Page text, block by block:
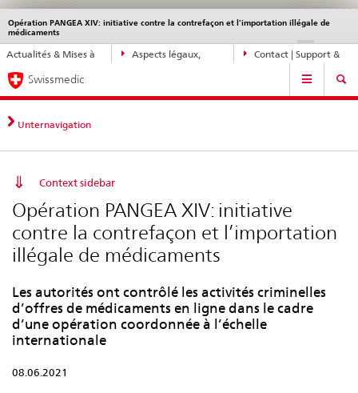
Navigation
directe:
actualités,
bases
juridiques,
contact
Actualités & Mises à
Aspects légaux,
Contact | Support &
Opération PANGEA XIV: initiative contre la contrefaçon et l’importation illégale de
médicaments
DE EN
Service
navigation
Navigation
Swissmedic
Unternavigation
Context sidebar
Opération PANGEA XIV: initiative
contre la contrefaçon et l’importation
illégale de médicaments
Les autorités ont contrôlé les activités criminelles
d’offres de médicaments en ligne dans le cadre
d’une opération coordonnée à l’échelle
internationale
08.06.2021